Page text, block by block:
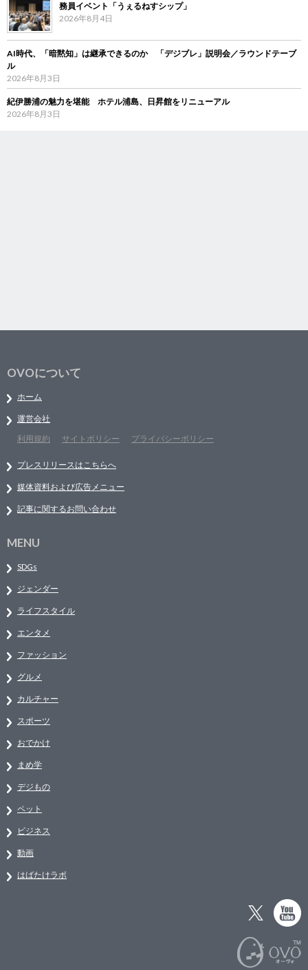
務員イベント「うぇるねすシップ」
2026年8月4日
AI時代、「暗黙知」は継承できるのか 「デジブレ」説明会／ラウンドテーブ
ル
2026年8月3日
紀伊勝浦の魅力を堪能 ホテル浦島、日昇館をリニューアル
2026年8月3日
OVOについて
ホーム
運営会社
利用規約
サイトポリシー プライバシーポリシー
プレスリリースはこちらへ
媒体資料および広告メニュー
記事に関するお問い合わせ
MENU
SDGs
ジェンダー
ライフスタイル
エンタメ
ファッション
グルメ
カルチャー
スポーツ
おでかけ
まめ学
デジもの
ペット
ビジネス
動画
はばたけラボ